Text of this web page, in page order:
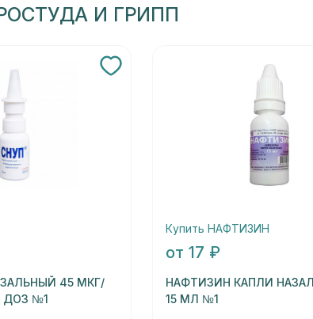
И ГРИПП
45 МКГ/
ДОЗ №1
Купить НАФТИЗИН
от 17 ₽
НАФТИЗИН КАПЛИ
15 МЛ №1